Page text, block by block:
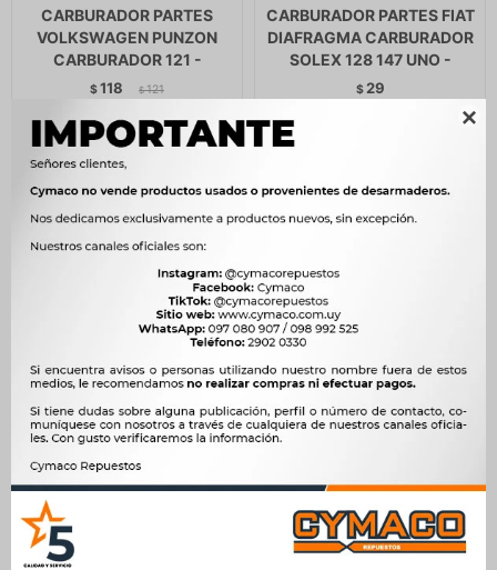

CARBURADOR PARTES
VOLKSWAGEN PUNZON
CARBURADOR 121 -
$118 $ 121
$ 100
CARBURADOR PARTES FIAT
DIAFRAGMA CARBURADOR
SOLEX 128 147 UNO -
$ 29
CARBURADOR PARTES FIAT
DIAFRAGMA CARBURADOR
RENAULT KIT REPARACION
R18 R21 CARBURADOR
SOLEX 34 TEIE -